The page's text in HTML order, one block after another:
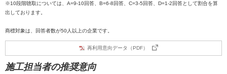
※10段階聴取については、A=9-10回答、B=6-8回答、C=3-5回答、D=1-2回答として割合を算
出しております。
商標対象は、回答者数が50人以上の企業です。
再利用意向データ（PDF）
施工担当者の推奨意向